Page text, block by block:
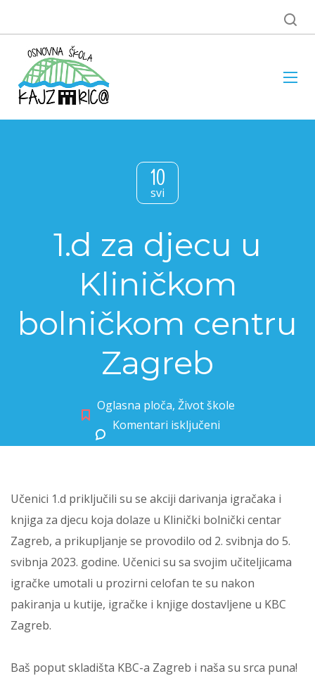
10
svi
1.d za djecu u
Kliničkom
bolničkom centru
Zagreb
Oglasna ploča, Život škole
Komentari isključeni
Učenici 1.d priključili su se akciji darivanja igračaka i
knjiga za djecu koja dolaze u Klinički bolnički centar
Zagreb, a prikupljanje se provodilo od 2. svibnja do 5.
svibnja 2023. godine. Učenici su sa svojim učiteljicama
igračke umotali u prozirni celofan te su nakon
pakiranja u kutije, igračke i knjige dostavljene u KBC
Zagreb.
Baš poput skladišta KBC-a Zagreb i naša su srca puna!